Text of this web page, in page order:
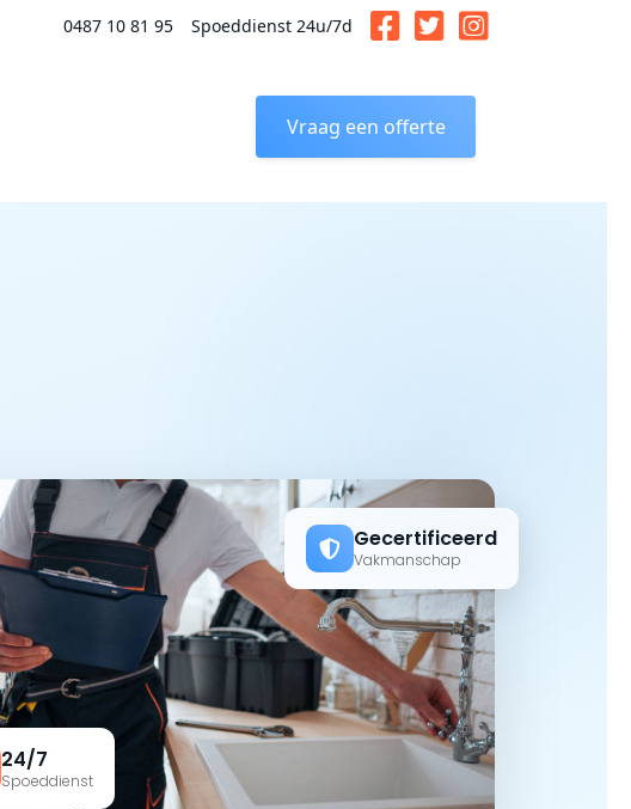
0487 10 81 95 Spoeddienst 24u/7d
Vraag een offerte
24/7
Spoeddienst
Gecertificeerd
Vakmanschap